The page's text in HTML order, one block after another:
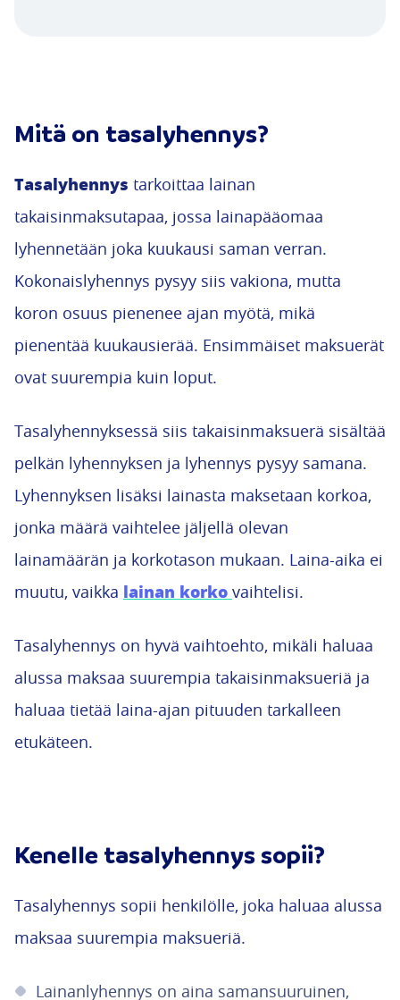
Mitä on tasalyhennys?
Tasalyhennys tarkoittaa lainan
takaisinmaksutapaa, jossa lainapääomaa
lyhennetään joka kuukausi saman verran.
Kokonaislyhennys pysyy siis vakiona, mutta
koron osuus pienenee ajan myötä, mikä
pienentää kuukausierää. Ensimmäiset maksuerät
ovat suurempia kuin loput.
Tasalyhennyksessä siis takaisinmaksuerä sisältää
pelkän lyhennyksen ja lyhennys pysyy samana.
Lyhennyksen lisäksi lainasta maksetaan korkoa,
jonka määrä vaihtelee jäljellä olevan
lainamäärän ja korkotason mukaan. Laina-aika ei
muutu, vaikka lainan korko vaihtelisi.
Tasalyhennys on hyvä vaihtoehto, mikäli haluaa
alussa maksaa suurempia takaisinmaksueriä ja
haluaa tietää laina-ajan pituuden tarkalleen
etukäteen.
Kenelle tasalyhennys sopii?
Tasalyhennys sopii henkilölle, joka haluaa alussa
maksaa suurempia maksueriä.
Lainanlyhennys on aina samansuuruinen,